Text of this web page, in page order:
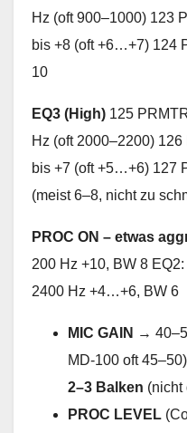
Hz (oft 900–1000) 123
bis +8 (oft +6…+7) 124
10
EQ3 (High) 125
Hz (oft 2000–2200)
bis +7 (oft +5…+6) 127
(meist 6–8, nicht zu
PROC ON – etwas
200 Hz +10, BW 8
2400 Hz +4…+6, BW 6
MIC GAIN →
MD-100 oft
2–3 Balken (nicht
PROC LEVEL